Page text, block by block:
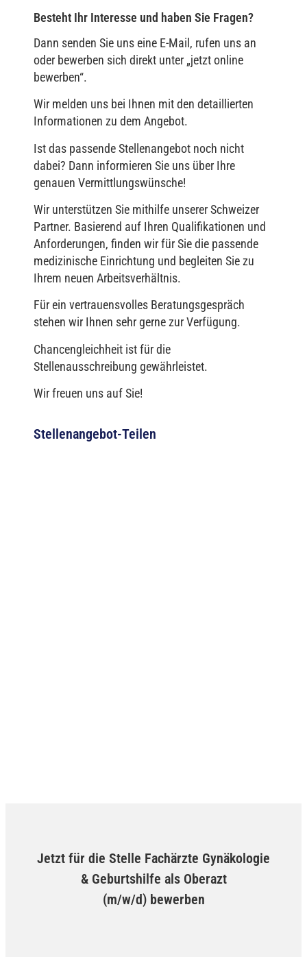
Besteht Ihr Interesse und haben Sie Fragen?
Dann senden Sie uns eine E-Mail, rufen uns an
oder bewerben sich direkt unter „jetzt online
bewerben“.
Wir melden uns bei Ihnen mit den detaillierten
Informationen zu dem Angebot.
Ist das passende Stellenangebot noch nicht
dabei? Dann informieren Sie uns über Ihre
genauen Vermittlungswünsche!
Wir unterstützen Sie mithilfe unserer Schweizer
Partner. Basierend auf Ihren Qualifikationen und
Anforderungen, finden wir für Sie die passende
medizinische Einrichtung und begleiten Sie zu
Ihrem neuen Arbeitsverhältnis.
Für ein vertrauensvolles Beratungsgespräch
stehen wir Ihnen sehr gerne zur Verfügung.
Chancengleichheit ist für die
Stellenausschreibung gewährleistet.
Wir freuen uns auf Sie!
Stellenangebot-Teilen
Jetzt für die Stelle Fachärzte Gynäkologie
& Geburtshilfe als Oberazt
(m/w/d) bewerben